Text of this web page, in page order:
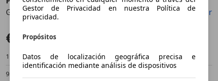
Anterior
GT Line Standard BlueHDi 96kW
Guardar Compartir
€ 15.990
111.000 km
01/2020
95 kW (129 CV)
Gestor de Privacidad en nuestra Política de
privacidad.
Propósitos
Datos de localización geográfica precisa e
identificación mediante análisis de dispositivos